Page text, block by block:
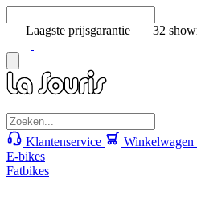
Laagste prijsgarantie 32
Klantenservice Winkelwagen
E-bikes
Fatbikes